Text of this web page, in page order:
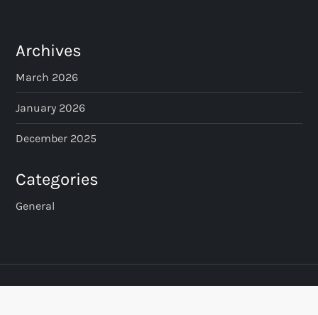
Archives
March 2026
January 2026
December 2025
Categories
General